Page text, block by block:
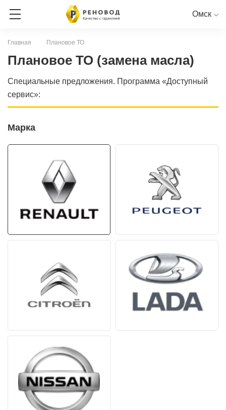
Омск
Главная Плановое ТО
Плановое ТО (замена масла)
Специальные предложения. Программа «Доступный
сервис»:
Марка
СЕРВИСНАЯ КНИГА ОНЛАЙН
RENAULT PEUGEOT CITROEN LADA NISSAN